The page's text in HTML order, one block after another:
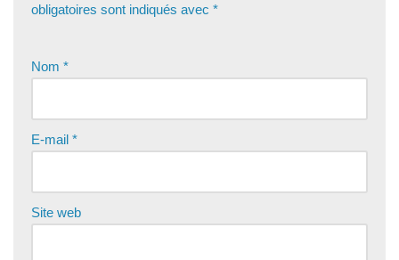
obligatoires sont indiqués avec *
Nom *
E-mail *
Site web